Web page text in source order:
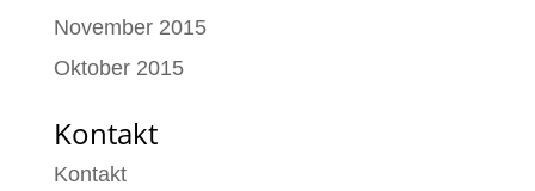
November 2015
Oktober 2015
Kontakt
Kontakt